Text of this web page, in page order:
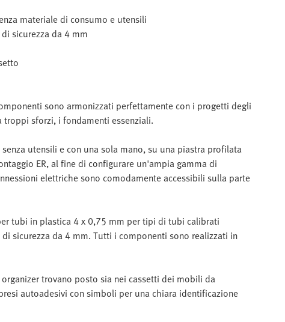
materiale di consumo e utensili
sicurezza da 4 mm
sono armonizzati perfettamente con i progetti degli
sforzi, i fondamenti essenziali.
utensili e con una sola mano, su una piastra profilata
ER, al fine di configurare un'ampia gamma di
elettriche sono comodamente accessibili sulla parte
tubi in plastica 4 x 0,75 mm per tipi di tubi calibrati
sicurezza da 4 mm. Tutti i componenti sono realizzati in
trovano posto sia nei cassetti dei mobili da
autoadesivi con simboli per una chiara identificazione